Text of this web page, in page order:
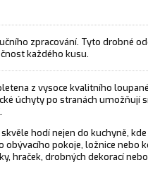
zpracování. Tyto drobné
každého kusu.
z vysoce kvalitního
úchyty po stranách umožňují
hodí nejen do kuchyně,
obývacího pokoje, ložnice nebo
hraček, drobných dekorací